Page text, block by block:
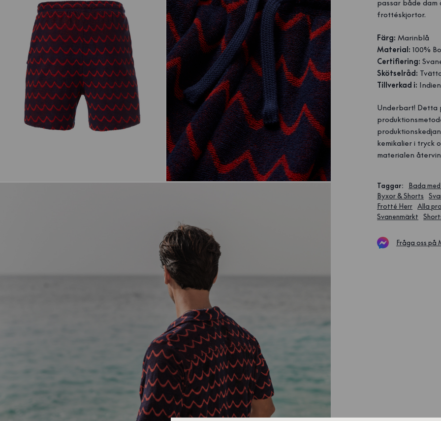
passar både dam
frottéskjortor.
Färg: Marinblå
Material: 100%
Certifiering:
Skötselråd:
Tillverkad i: Indien
Underbart! Detta
kemikalier i tryck
materialen
Taggar: Bada
Byxor & Shorts
Frotté Herr Alla
Svanenmärkt
Fråga oss på